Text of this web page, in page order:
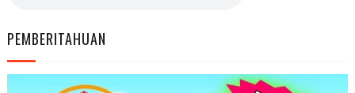
PEMBERITAHUAN